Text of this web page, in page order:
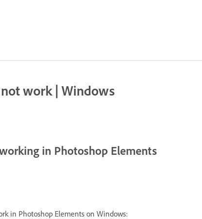
work | Windows
in Photoshop Elements
in Photoshop Elements on Windows: